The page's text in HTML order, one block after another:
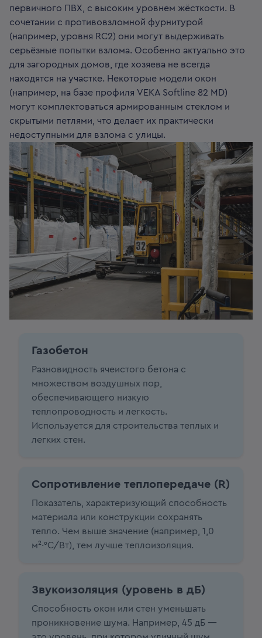
первичного ПВХ, с высоким уровнем жёсткости. В
сочетании с противовзломной фурнитурой
(например, уровня RC2) они могут выдерживать
серьёзные попытки взлома. Особенно актуально это
для загородных домов, где хозяева не всегда
находятся на участке. Некоторые модели окон
(например, на базе профиля VEKA Softline 82 MD)
могут комплектоваться армированным стеклом и
скрытыми петлями, что делает их практически
недоступными для взлома с улицы.
Газобетон
Разновидность ячеистого бетона с
множеством воздушных пор,
обеспечивающего низкую
теплопроводность и легкость.
Используется для строительства теплых и
легких стен.
Сопротивление теплопередаче (R)
Показатель, характеризующий способность
материала или конструкции сохранять
тепло. Чем выше значение (например, 1,0
м²·°C/Вт), тем лучше теплоизоляция.
Звукоизоляция (уровень в дБ)
Способность окон или стен уменьшать
проникновение шума. Например, 45 дБ —